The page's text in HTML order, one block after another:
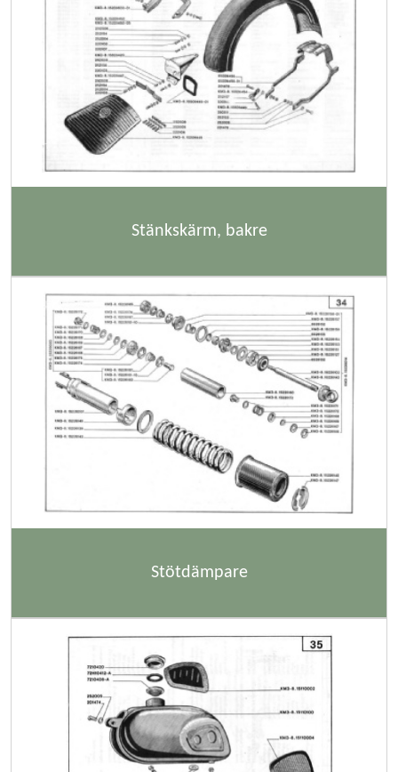
Stänkskärm, bakre
Stötdämpare